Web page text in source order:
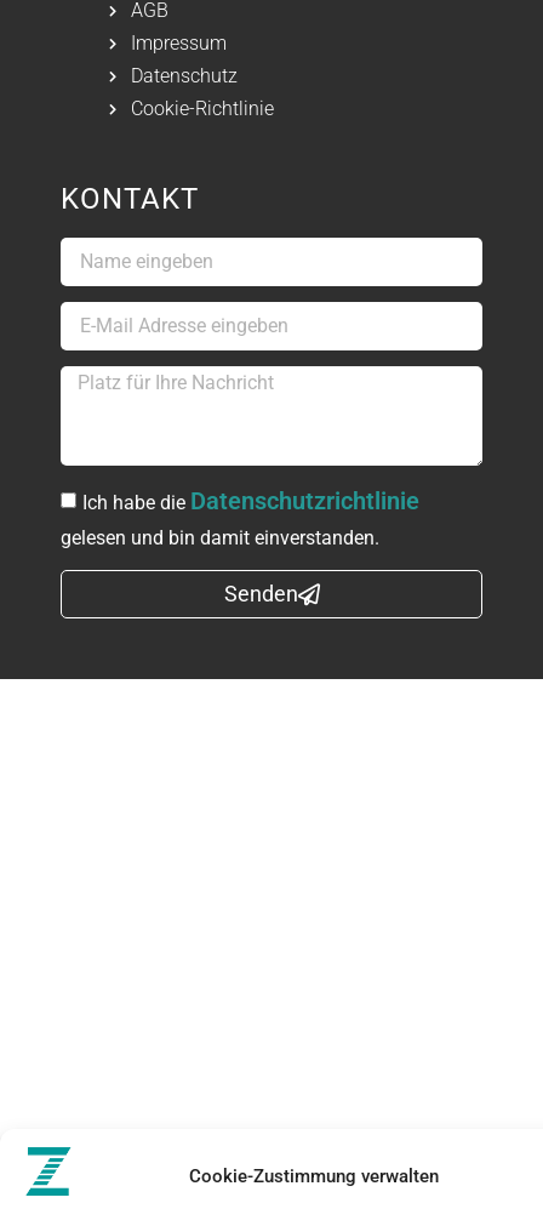
Cookie-Zustimmung verwalten
AGB
Impressum
Datenschutz
Cookie-Richtlinie
KONTAKT
Ich habe die Datenschutzrichtlinie
gelesen und bin damit einverstanden.
Senden